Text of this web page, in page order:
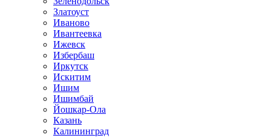
Златоуст
Иваново
Ивантеевка
Ижевск
Избербаш
Иркутск
Искитим
Ишим
Ишимбай
Йошкар-Ола
Казань
Калининград